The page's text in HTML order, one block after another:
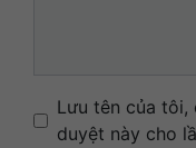
Name
Email
Website
Lưu tên của tôi,
duyệt này cho